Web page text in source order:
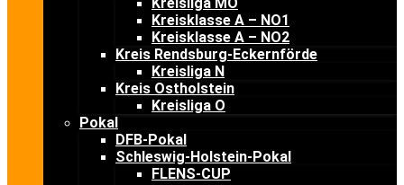
Kreisklasse A – NO1
Kreisklasse A – NO2
Kreis Rendsburg-Eckernförde
Kreisliga N
Kreis Ostholstein
Kreisliga O
Pokal
DFB-Pokal
Schleswig-Holstein-Pokal
FLENS-CUP